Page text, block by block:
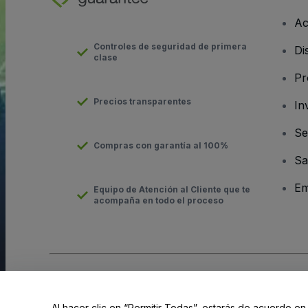
Controles de seguridad de primera
clase
Precios transparentes
Compras con garantía al 100%
Equipo de Atención al Cliente que te
acompaña en todo el proceso